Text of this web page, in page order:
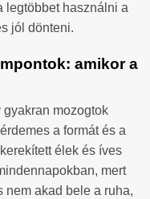
legtöbbet használni a
jól dönteni.
amikor a
mozogtok
a formát és a
élek és íves
mert
nem akad bele a ruha,